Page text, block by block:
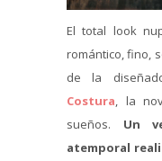
El total look
romántico, fino,
de la
Costura, la
sueños. Un
atemporal